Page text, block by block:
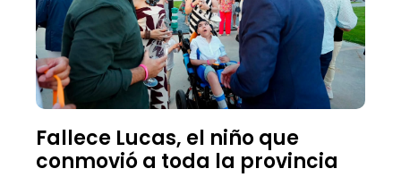
Fallece Lucas, el niño que
conmovió a toda la provincia